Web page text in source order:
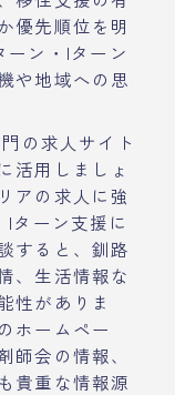
優先順位を明
ーン・Iターン
や地域への思
の求人サイト
活用しましょ
アの求人に強
Iターン支援に
すると、釧路
、生活情報な
性がありま
ホームペー
師会の情報、
貴重な情報源